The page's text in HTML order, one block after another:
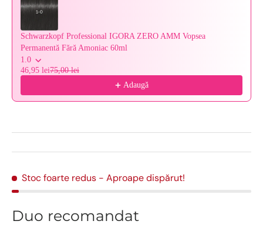
Schwarzkopf Professional IGORA ZERO AMM Vopsea
Permanentă Fără Amoniac 60ml
1.0
46,95 lei75,00 lei
Adaugă
Stoc foarte redus - Aproape dispărut!
Duo recomandat